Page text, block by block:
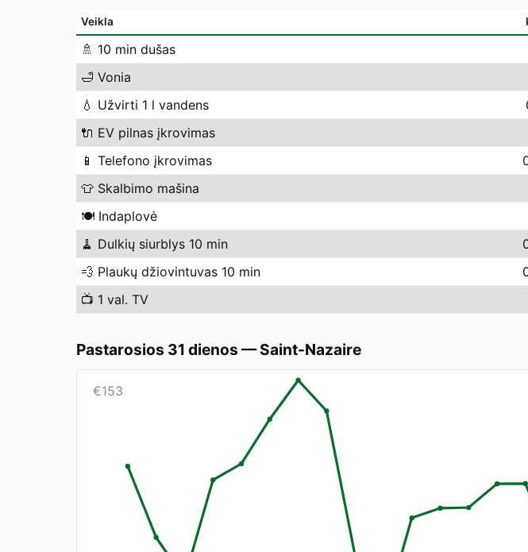
Veikla
🚿 10 min dušas
🛁 Vonia
💧 Užvirti 1 l vandens
🔌 EV pilnas įkrovimas
📱 Telefono įkrovimas
👕 Skalbimo mašina
🍽️ Indaplovė
🧹 Dulkių siurblys 10 min
💨 Plaukų džiovintuvas 10 min
📺 1 val. TV
Pastarosios 31 dienos —Saint-Nazaire
€153